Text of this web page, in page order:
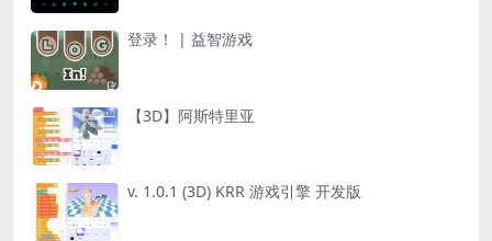
登录！ | 益智游戏
【3D】阿斯特里亚
v. 1.0.1 (3D) KRR 游戏引擎 开发版